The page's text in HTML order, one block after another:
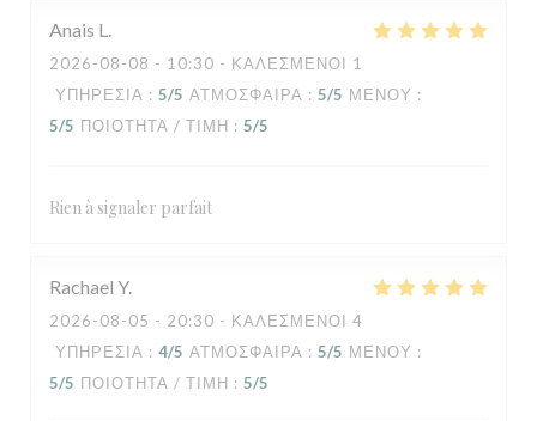
Anais L
2026-08-08 - 10:30 - ΚΑΛΕΣΜΈΝΟΙ 1
ΥΠΗΡΕΣΊΑ : 5/5 ΑΤΜΌΣΦΑΙΡΑ : 5/5 ΜΕΝΟΎ :
5/5 ΠΟΙΌΤΗΤΑ / ΤΙΜΉ : 5/5
Rien à signaler parfait
Rachael Y
2026-08-05 - 20:30 - ΚΑΛΕΣΜΈΝΟΙ 4
ΥΠΗΡΕΣΊΑ : 4/5 ΑΤΜΌΣΦΑΙΡΑ : 5/5 ΜΕΝΟΎ :
5/5 ΠΟΙΌΤΗΤΑ / ΤΙΜΉ : 5/5